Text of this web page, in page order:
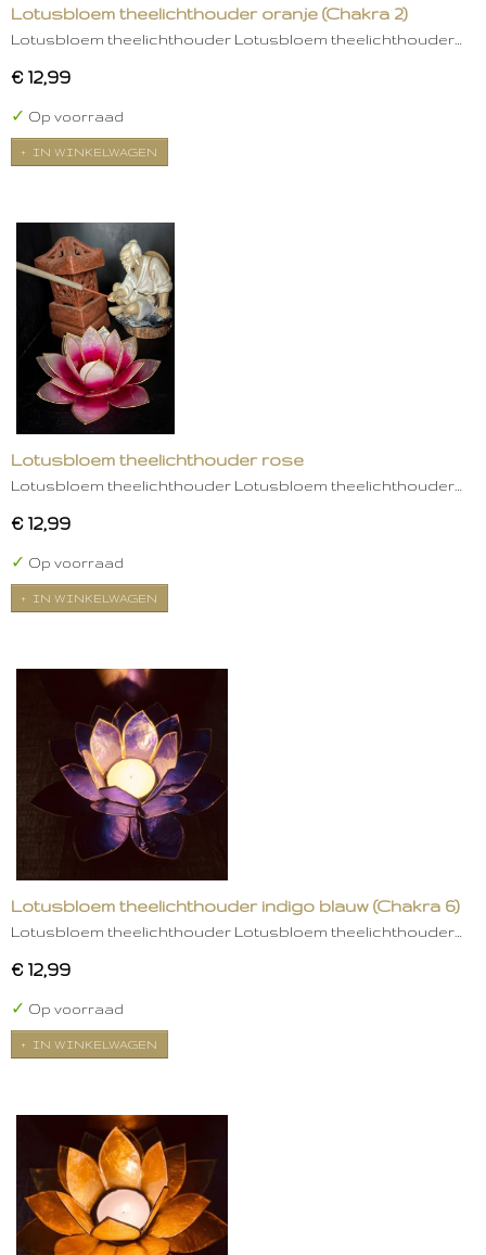
Lotusbloem theelichthouder oranje (Chakra 2)
Lotusbloem theelichthouder Lotusbloem theelichthouder…
€ 12,99
✓ Op voorraad
IN WINKELWAGEN
Lotusbloem theelichthouder rose
Lotusbloem theelichthouder Lotusbloem theelichthouder…
€ 12,99
✓ Op voorraad
IN WINKELWAGEN
Lotusbloem theelichthouder indigo blauw (Chakra 6)
Lotusbloem theelichthouder Lotusbloem theelichthouder…
€ 12,99
✓ Op voorraad
IN WINKELWAGEN